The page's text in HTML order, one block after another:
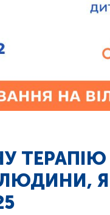
ТЕРАПІЮ